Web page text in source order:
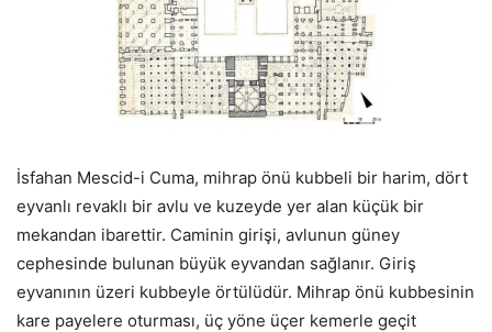
İsfahan Mescid-i Cuma, mihrap önü kubbeli bir harim, dört
eyvanlı revaklı bir avlu ve kuzeyde yer alan küçük bir
mekandan ibarettir. Caminin girişi, avlunun güney
cephesinde bulunan büyük eyvandan sağlanır. Giriş
eyvanının üzeri kubbeyle örtülüdür. Mihrap önü kubbesinin
kare payelere oturması, üç yöne üçer kemerle geçit